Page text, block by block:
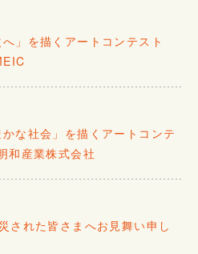
へ」を描くアートコンテスト
な社会」を描くアートコンテ
和産業株式会社
された皆さまへお見舞い申し